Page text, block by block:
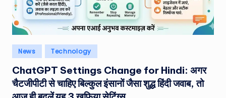
e
N
e
w
s
A
Posted
in
News Technology
ChatGPT Settings Change for Hindi: अगर
चैटजीपीटी से चाहिए बिल्कुल इंसानों जैसा शुद्ध हिंदी जवाब, तो